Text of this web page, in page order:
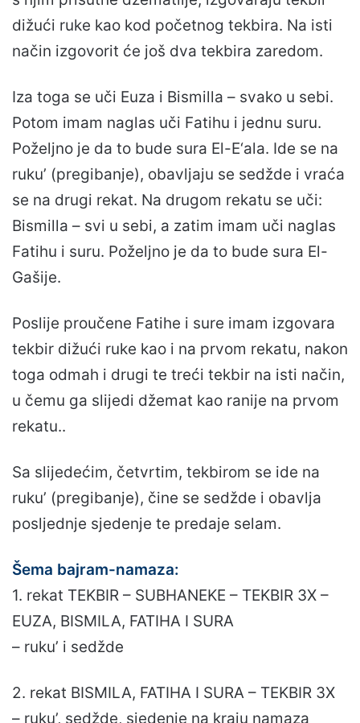
dižući ruke kao kod početnog tekbira. Na isti
način izgovorit će još dva tekbira zaredom.
Iza toga se uči Euza i Bismilla – svako u sebi.
Potom imam naglas uči Fatihu i jednu suru.
Poželjno je da to bude sura El-E‘ala. Ide se na
ruku’ (pregibanje), obavljaju se sedžde i vraća
se na drugi rekat. Na drugom rekatu se uči:
Bismilla – svi u sebi, a zatim imam uči naglas
Fatihu i suru. Poželjno je da to bude sura El-
Gašije.
Poslije proučene Fatihe i sure imam izgovara
tekbir dižući ruke kao i na prvom rekatu, nakon
toga odmah i drugi te treći tekbir na isti način,
u čemu ga slijedi džemat kao ranije na prvom
rekatu..
Sa slijedećim, četvrtim, tekbirom se ide na
ruku’ (pregibanje), čine se sedžde i obavlja
posljednje sjedenje te predaje selam.
Šema bajram-namaza:
1. rekat TEKBIR – SUBHANEKE – TEKBIR 3X –
EUZA, BISMILA, FATIHA I SURA
– ruku’ i sedžde
2. rekat BISMILA, FATIHA I SURA – TEKBIR 3X
– ruku’, sedžde, sjedenje na kraju namaza